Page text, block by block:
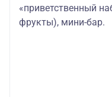
«приветственный
фрукты), мини-бар.